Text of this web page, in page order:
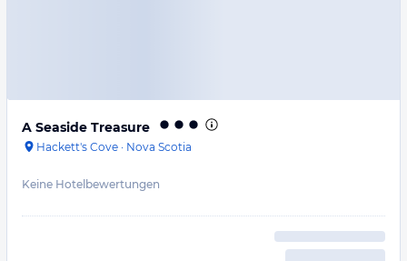
A Seaside Treasure
Hackett's Cove · Nova Scotia
Keine Hotelbewertungen